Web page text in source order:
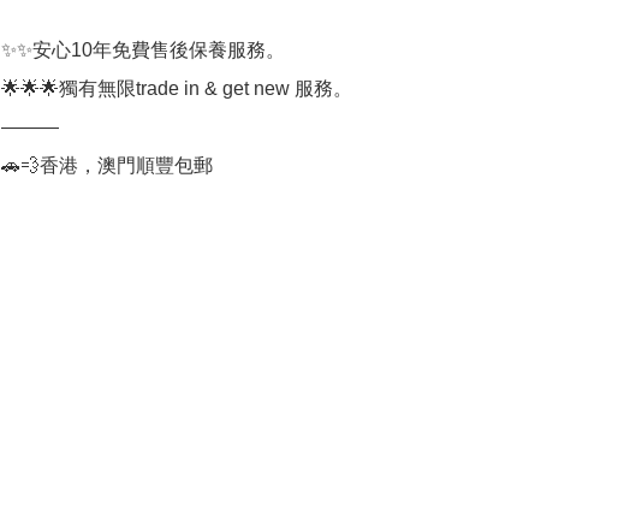
✨✨安心10年免費售後保養服務。
🌟🌟🌟獨有無限trade in & get new 服務。
———
🚗💨香港，澳門順豐包郵